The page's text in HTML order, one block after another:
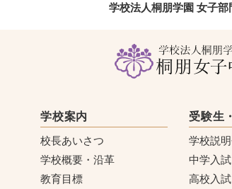
学校法人桐朋学園 女子部
学校案内
校長あいさつ
学校概要・沿革
教育目標
受験生
学校説
中学入試
高校入試